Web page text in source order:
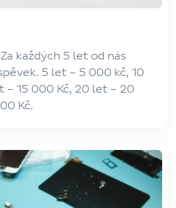
každých 5 let od nás
5 let – 5 000 kč, 10
– 15 000 Kč, 20 let – 20
Kč.